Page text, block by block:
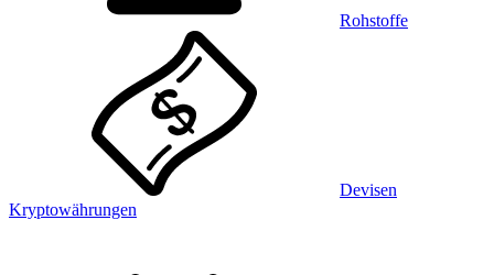
Rohstoffe
Devisen
Kryptowährungen